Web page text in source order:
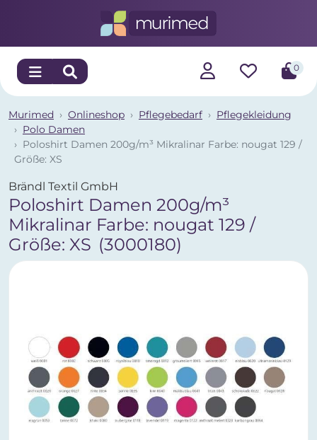
0
Murimed Onlineshop Pflegebedarf
Pflegekleidung
Polo Damen
Poloshirt Damen 200g/m³ Mikralinar Farbe: nougat 129 /
Größe: XS
Brändl Textil GmbH
Poloshirt Damen 200g/m³
Mikralinar Farbe: nougat 129 /
Größe: XS (3000180)